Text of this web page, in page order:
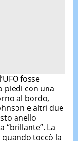
fosse
piedi con una
al bordo,
e altri due
anello
“brillante”. La
quando toccò la